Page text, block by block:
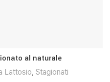
al naturale
Lattosio, Stagionati